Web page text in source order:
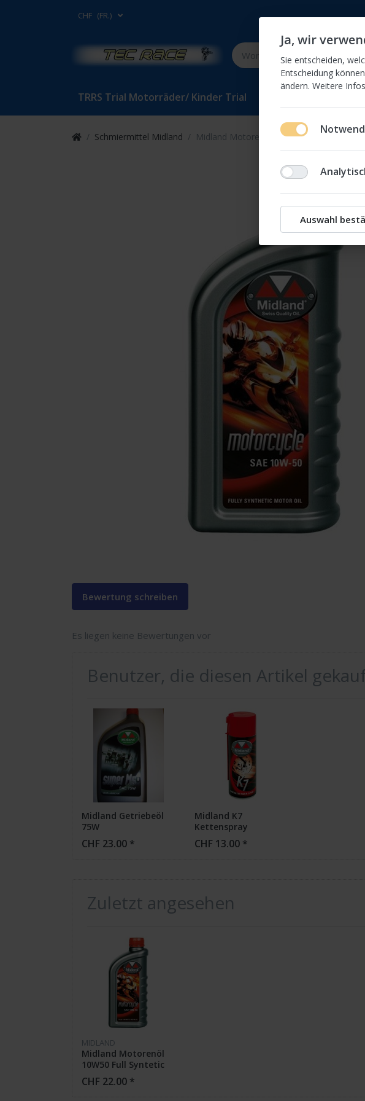
CHF (FR.)
TRRS Trial Motorräder/ Kinder Trial
Schmiermittel Midland Midland Motorenöl 10W50 Full Syntetic
Bewertung schreiben
Es liegen keine Bewertungen vor
Benutzer, die diesen Artikel
Midland Getriebeöl
75W
CHF 23.00 *
Midland K7
Kettenspray
Syntetisch 400ml
CHF 13.00 *
Zuletzt angesehen
MIDLAND
Midland Motorenöl
10W50 Full Syntetic
CHF 22.00 *
Ja, wir
Sie entscheiden,
Entscheidung
ändern. Weitere
Auswahl